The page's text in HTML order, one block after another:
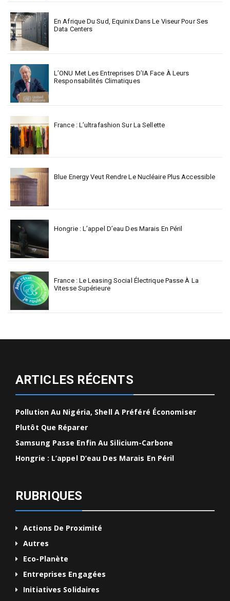
En Afrique Du Sud, Equinix Dans Le Viseur Pour Ses
Data Centers
L’ONU Met Les Entreprises D’IA Face À Leurs
Responsabilités Climatiques
France : L’ultrafashion Sur La Sellette
Blue Energy Veut Rendre Le Nucléaire Plus Accessible
Hongrie : L’appel D’eau Des Marais En Péril
France : Le Leasing Social Électrique Passe À La
Vitesse Supérieure
ARTICLES RÉCENTS
Pollution Au Nigéria, Shell A Préféré Économiser
Plutôt Que Réparer
Samsung Passe Enfin Au Silicium-Carbone
Hongrie : L’appel D’eau Des Marais En Péril
RUBRIQUES
Actions De Proximité
Autres
Eco-Planète
Entreprises Engagées
Initiatives Solidaires